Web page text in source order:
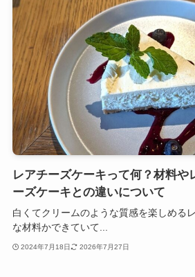
レアチーズケーキって何？材料や
ーズケーキとの違いについて
白くてクリームのような質感を楽しめる
な材料かできていて...
2024年7月18日 2026年7月27日